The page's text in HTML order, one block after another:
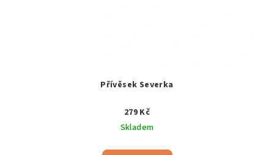
Přívěsek Severka
279 Kč
Skladem